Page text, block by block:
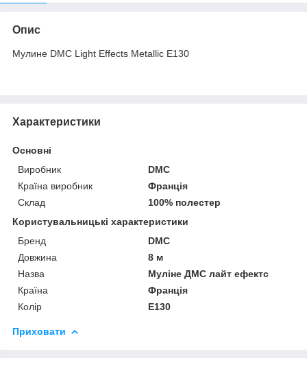
Опис
Мулине DMC Light Effects Metallic E130
Характеристики
Основні
Виробник
DMC
Країна виробник
Франція
Склад
100% полестер
Користувальницькі характеристики
Бренд
DMC
Довжина
8 м
Назва
Муліне ДМС лайт ефектс
Країна
Франція
Колір
E130
Приховати